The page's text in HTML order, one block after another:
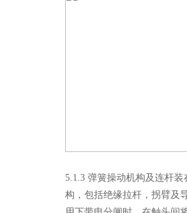
5.1.3 弹簧操动机构及连杆
构，包括绝缘拉杆，拐臂及